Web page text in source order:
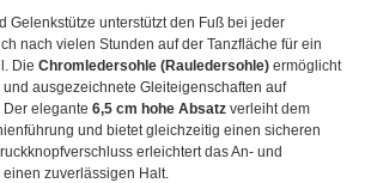
Gelenkstütze unterstützt den Fuß bei jeder
nach vielen Stunden auf der Tanzfläche für ein
Die Chromledersohle (Rauledersohle) ermöglicht
ausgezeichnete Gleiteigenschaften auf
elegante 6,5 cm hohe Absatz verleiht dem
und bietet gleichzeitig einen sicheren
erleichtert das An- und
zuverlässigen Halt.